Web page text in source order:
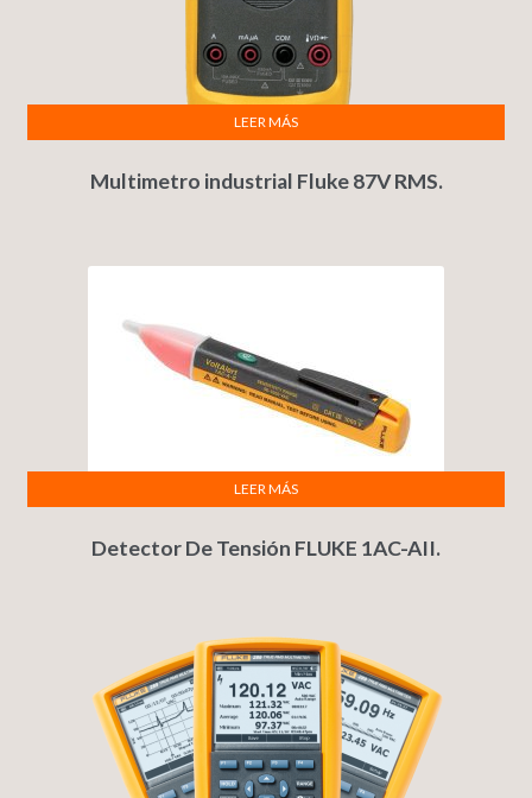
Multimetro industrial Fluke 87V RMS.
LEER MÁS
Detector De Tensión FLUKE 1AC-AII.
LEER MÁS